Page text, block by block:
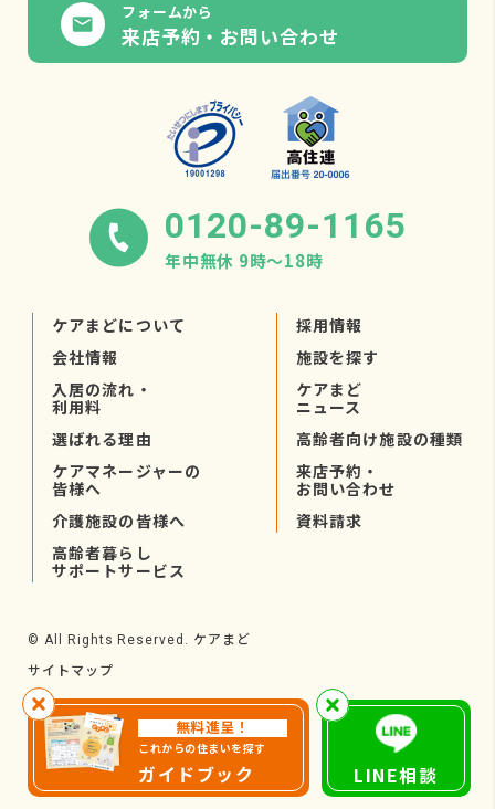
無料進呈！
これからの住まいを探す
ガイドブック LINE相談
フォームから
来店予約・お問い合わせ
0120-89-1165
年中無休 9時〜18時
ケアまどについて
会社情報
入居の流れ・
利用料
選ばれる理由
ケアマネージャーの
皆様へ
介護施設の皆様へ
高齢者暮らし
サポートサービス
採用情報
施設を探す
ケアまど
ニュース
高齢者向け施設の種類
来店予約・
お問い合わせ
資料請求
© All Rights Reserved. ケアまど
サイトマップ